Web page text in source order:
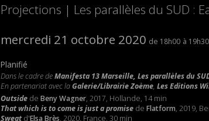
Projections | Les parallèles du SUD :
mercredi 21 octobre 2020
18h00 19h30
Planifié
Dans le cadre deManifesta 13 Marseille, Les parallèles du
En partenariat avec laGalerie/Librairie Zoème, Les Editions
Outsidede Beny Wagner, 2017, Hollande, 14 min
That which is to come is just a promise de Flatform, 2019,
Sweat d'Elsa Brès, 2020, France, 30 min